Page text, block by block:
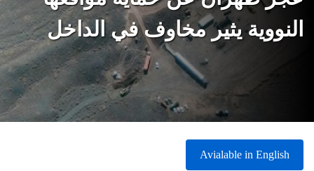
النووية يثير مخاوف في الداخل
Avialable in English